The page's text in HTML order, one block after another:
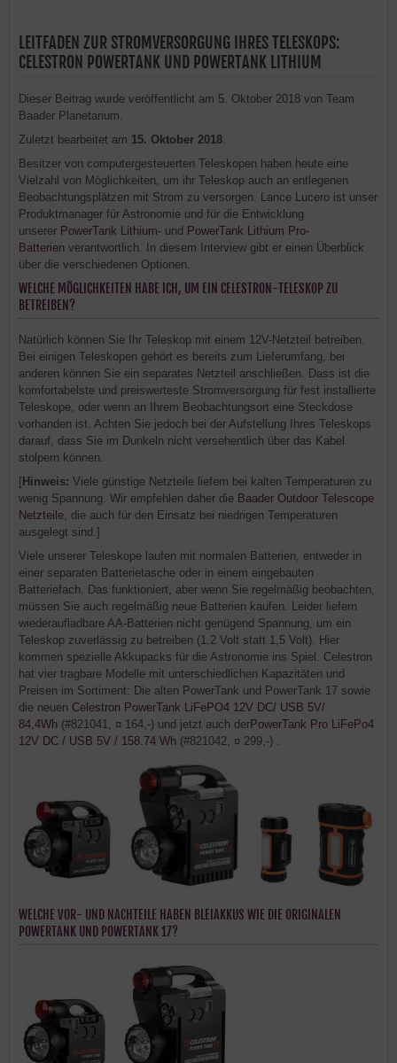
LEITFADEN ZUR STROMVERSORGUNG IHRES TELESKOPS:
CELESTRON POWERTANK UND POWERTANK LITHIUM
Dieser Beitrag wurde veröffentlicht am 5. Oktober 2018 von Team
Baader Planetarium.
Zuletzt bearbeitet am 15. Oktober 2018.
Besitzer von computergesteuerten Teleskopen haben heute eine
Vielzahl von Möglichkeiten, um ihr Teleskop auch an entlegenen
Beobachtungsplätzen mit Strom zu versorgen. Lance Lucero ist unser
Produktmanager für Astronomie und für die Entwicklung
unserer PowerTank Lithium- und PowerTank Lithium Pro-
Batterien verantwortlich. In diesem Interview gibt er einen Überblick
über die verschiedenen Optionen.
WELCHE MÖGLICHKEITEN HABE ICH, UM EIN CELESTRON-TELESKOP ZU
BETREIBEN?
Natürlich können Sie Ihr Teleskop mit einem 12V-Netzteil betreiben.
Bei einigen Teleskopen gehört es bereits zum Lieferumfang, bei
anderen können Sie ein separates Netzteil anschließen. Dass ist die
komfortabelste und preiswerteste Stromversorgung für fest installierte
Teleskope, oder wenn an Ihrem Beobachtungsort eine Steckdose
vorhanden ist. Achten Sie jedoch bei der Aufstellung Ihres Teleskops
darauf, dass Sie im Dunkeln nicht versehentlich über das Kabel
stolpern können.
[ Hinweis: Viele günstige Netzteile liefern bei kalten Temperaturen zu
wenig Spannung. Wir empfehlen daher die Baader Outdoor Telescope
Netzteile, die auch für den Einsatz bei niedrigen Temperaturen
ausgelegt sind.]
Viele unserer Teleskope laufen mit normalen Batterien, entweder in
einer separaten Batterietasche oder in einem eingebauten
Batteriefach. Das funktioniert, aber wenn Sie regelmäßig beobachten,
müssen Sie auch regelmäßig neue Batterien kaufen. Leider liefern
wiederaufladbare AA-Batterien nicht genügend Spannung, um ein
Teleskop zuverlässig zu betreiben (1,2 Volt statt 1,5 Volt). Hier
kommen spezielle Akkupacks für die Astronomie ins Spiel. Celestron
hat vier tragbare Modelle mit unterschiedlichen Kapazitäten und
Preisen im Sortiment: Die alten PowerTank und PowerTank 17 sowie
die neuen Celestron PowerTank LiFePO4 12V DC/ USB 5V/
84,4Wh (#821041, ¤ 164,-) und jetzt auch derPowerTank Pro LiFePo4
12V DC / USB 5V / 158.74 Wh (#821042, ¤ 299,-) .
WELCHE VOR- UND NACHTEILE HABEN BLEIAKKUS WIE DIE ORIGINALEN
POWERTANK UND POWERTANK 17?